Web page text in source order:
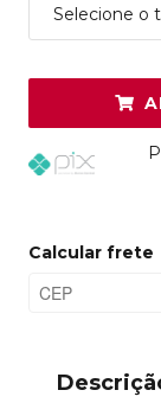
Selecione o
Calcular frete